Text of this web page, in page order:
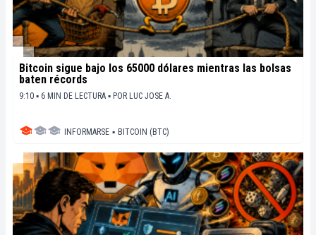
Bitcoin sigue bajo los 65000 dólares mientras las bolsas
baten récords
9:10 ▪ 6 MIN DE LECTURA ▪ POR LUC JOSE A.
INFORMARSE ▪ BITCOIN (BTC)